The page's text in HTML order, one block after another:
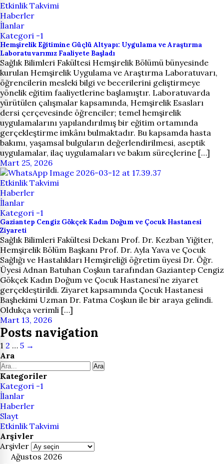
Etkinlik Takvimi
Haberler
İlanlar
Kategori -1
Hemşirelik Eğitimine Güçlü Altyapı: Uygulama ve Araştırma
Laboratuvarımız Faaliyete Başladı
Sağlık Bilimleri Fakültesi Hemşirelik Bölümü bünyesinde
kurulan Hemşirelik Uygulama ve Araştırma Laboratuvarı,
öğrencilerin mesleki bilgi ve becerilerini geliştirmeye
yönelik eğitim faaliyetlerine başlamıştır. Laboratuvarda
yürütülen çalışmalar kapsamında, Hemşirelik Esasları
dersi çerçevesinde öğrenciler; temel hemşirelik
uygulamalarını yapılandırılmış bir eğitim ortamında
gerçekleştirme imkânı bulmaktadır. Bu kapsamda hasta
bakımı, yaşamsal bulguların değerlendirilmesi, aseptik
uygulamalar, ilaç uygulamaları ve bakım süreçlerine […]
Mart 25, 2026
Etkinlik Takvimi
Haberler
İlanlar
Kategori -1
Gaziantep Cengiz Gökçek Kadın Doğum ve Çocuk Hastanesi
Ziyareti
Sağlık Bilimleri Fakültesi Dekanı Prof. Dr. Kezban Yiğiter,
Hemşirelik Bölüm Başkanı Prof. Dr. Ayla Yava ve Çocuk
Sağlığı ve Hastalıkları Hemşireliği öğretim üyesi Dr. Öğr.
Üyesi Adnan Batuhan Coşkun tarafından Gaziantep Cengiz
Gökçek Kadın Doğum ve Çocuk Hastanesi’ne ziyaret
gerçekleştirildi. Ziyaret kapsamında Çocuk Hastanesi
Başhekimi Uzman Dr. Fatma Coşkun ile bir araya gelindi.
Oldukça verimli […]
Mart 13, 2026
Posts navigation
1 2 … 5 →
Ara
Ara
Kategoriler
Kategori -1
İlanlar
Haberler
Slayt
Etkinlik Takvimi
Arşivler
Arşivler
Ağustos 2026